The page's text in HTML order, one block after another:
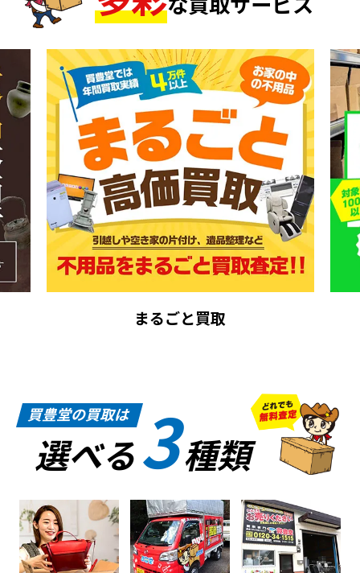
まるごと買取
買豊堂の買取は
選べる3種類